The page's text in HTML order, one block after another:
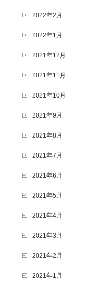
2022年2月
2022年1月
2021年12月
2021年11月
2021年10月
2021年9月
2021年8月
2021年7月
2021年6月
2021年5月
2021年4月
2021年3月
2021年2月
2021年1月